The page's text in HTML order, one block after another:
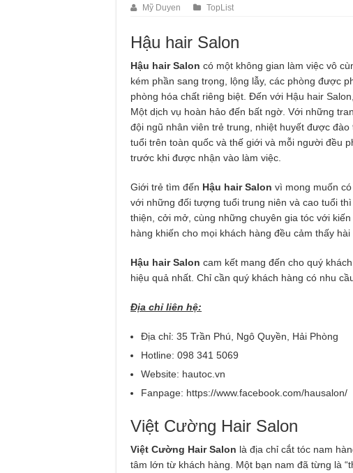
Mỹ Duyen TopList
Hậu hair Salon
Hậu hair Salon có một không gian làm việc vô
kém phần sang trọng, lộng lẫy, các phòng được
phòng hóa chất riêng biệt. Đến với Hậu hair
Một dịch vụ hoàn hảo đến bất ngờ. Với những
đội ngũ nhân viên trẻ trung, nhiệt huyết được
tuổi trên toàn quốc và thế giới và mỗi người đều
trước khi được nhận vào làm việc.
Giới trẻ tìm đến Hậu hair Salon vì mong muốn
với những đối tượng tuổi trung niên và cao tuổi
thiện, cởi mở, cùng những chuyên gia tóc với
hàng khiến cho mọi khách hàng đều cảm thấy hài
Hậu hair Salon cam kết mang đến cho quý
hiệu quả nhất. Chỉ cần quý khách hàng có nhu
Địa chỉ liên hệ:
Địa chỉ: 35 Trần Phú, Ngô Quyền, Hải Phòng
Hotline: 098 341 5069
Website: hautoc.vn
Fanpage: https://www.facebook.com/hausalon/
Việt Cường Hair Salon
Việt Cường Hair Salon là địa chỉ cắt tóc nam
tâm lớn từ khách hàng. Một bạn nam đã từng là